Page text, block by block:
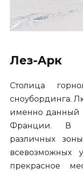
Лез-Арк
Столица
сноубординга.
именно данный
Франции. В
различных
всевозможных
прекрасное